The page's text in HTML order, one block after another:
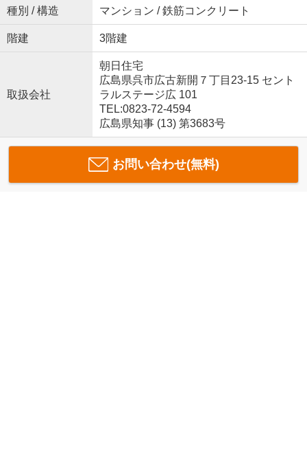
種別 / 構造 マンション / 鉄筋コンクリート
階建 3階建
取扱会社
朝日住宅
広島県呉市広古新開７丁目23-15 セント
ラルステージ広 101
TEL:0823-72-4594
広島県知事 (13) 第3683号
お問い合わせ(無料)